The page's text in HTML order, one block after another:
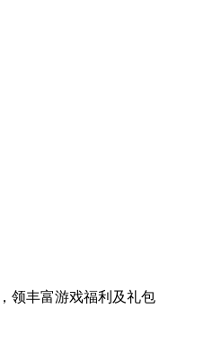
，领丰富游戏福利 及礼包